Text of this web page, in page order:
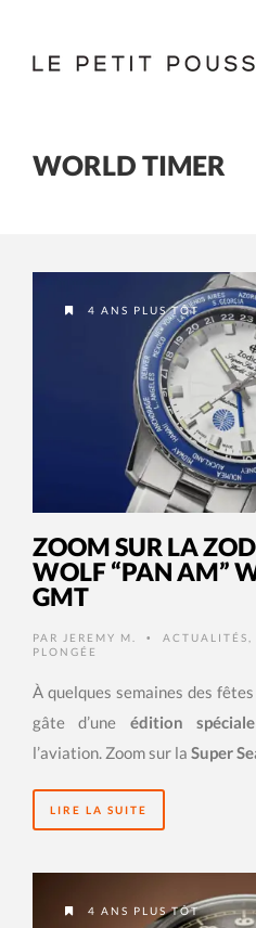
WORLD TIMER
4 ANS PLUS TÔT
ZOOM SUR LA
WOLF “PAN AM”
GMT
PAR JEREMY M. • ACTUALITÉS
PLONGÉE
À quelques semaines des fêtes
gâte d’une édition spéciale
l’aviation. Zoom sur la Super
LIRE LA SUITE
4 ANS PLUS TÔT